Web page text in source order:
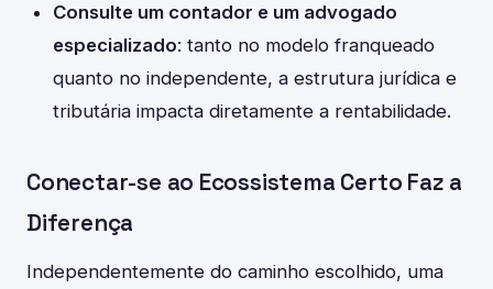
Consulte um contador e um advogado
especializado: tanto no modelo franqueado
quanto no independente, a estrutura jurídica e
tributária impacta diretamente a rentabilidade.
Conectar-se ao Ecossistema Certo Faz a
Diferença
Independentemente do caminho escolhido, uma